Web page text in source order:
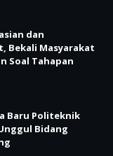
dan
Bekali Masyarakat
Soal Tahapan
Baru Politeknik
Bidang